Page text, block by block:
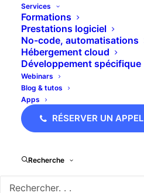
Services
Formations
Prestations logiciel
No-code, automatisations
Hébergement cloud
Développement spécifique
Webinars
Blog & tutos
Apps
RÉSERVER UN APPEL
Recherche